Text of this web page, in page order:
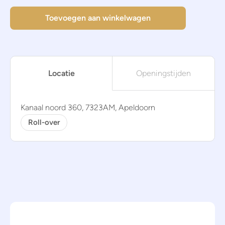
Toevoegen aan winkelwagen
Locatie Openingstijden
Kanaal noord 360, 7323AM, Apeldoorn
Roll-over